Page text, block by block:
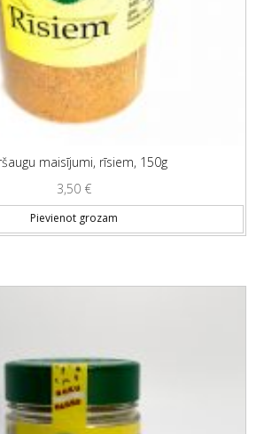
maisījumi, rīsiem, 150g
3,50 €
Pievienot grozam